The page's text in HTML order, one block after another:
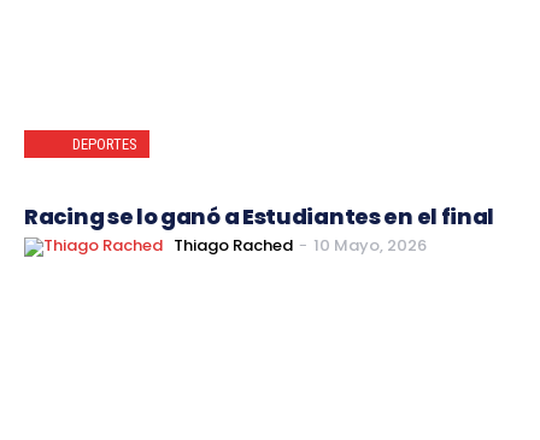
DEPORTES
Racing se lo ganó a Estudiantes en el final
Thiago Rached - 10 Mayo, 2026